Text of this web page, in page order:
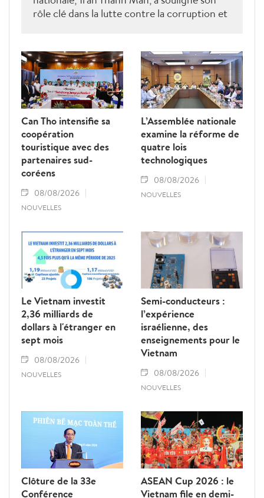
rôle clé dans la lutte contre la corruption et
Can Tho intensifie sa
coopération
touristique avec des
partenaires sud-
coréens
08/08/2026
NOUVELLES
L’Assemblée nationale
examine la réforme de
quatre lois
technologiques
08/08/2026
NOUVELLES
Le Vietnam investit
2,36 milliards de
dollars à l'étranger en
sept mois
08/08/2026
NOUVELLES
Semi-conducteurs :
l’expérience
israélienne, des
enseignements pour le
Vietnam
08/08/2026
NOUVELLES
Clôture de la 33e
Conférence
ASEAN Cup 2026 : le
Vietnam file en demi-